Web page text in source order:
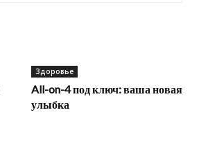
Здоровье
All-on-4 под ключ: ваша новая
улыбка